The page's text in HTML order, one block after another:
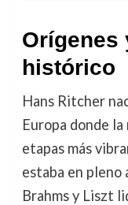
Orígenes
histórico
Hans Ritcher
Europa donde la
etapas más
estaba en pleno
Brahms y Liszt